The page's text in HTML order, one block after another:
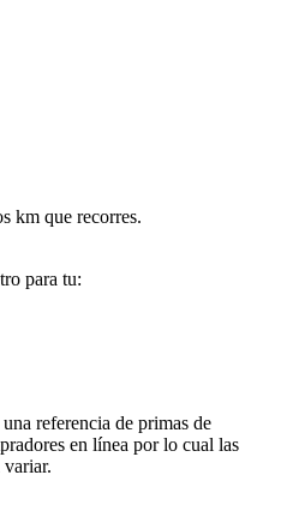
km que recorres.
para tu:
referencia de primas de
en línea por lo cual las
variar.